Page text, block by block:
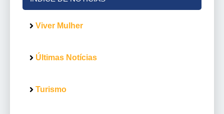
Viver Mulher
Últimas Notícias
Turismo